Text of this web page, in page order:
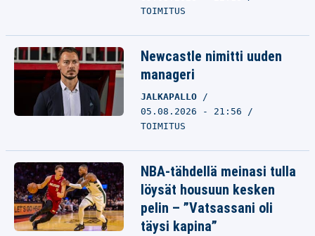
TOIMITUS
Newcastle nimitti uuden
manageri
JALKAPALLO
05.08.2026 - 21:56
TOIMITUS
NBA-tähdellä meinasi tulla
löysät housuun kesken
pelin – ”Vatsassani oli
täysi kapina”